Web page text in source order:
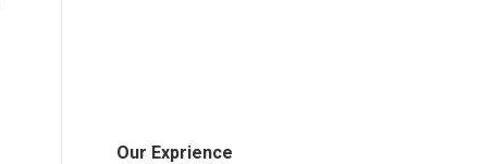
Our Exprience